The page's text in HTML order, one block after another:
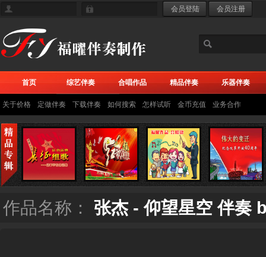
首页 综艺伴奏 合唱作品 精品伴奏 乐器伴奏
关于价格 定做伴奏 下载伴奏 如何搜索 怎样试听 金币充值 业务合作
作品名称： 张杰 - 仰望星空 伴奏